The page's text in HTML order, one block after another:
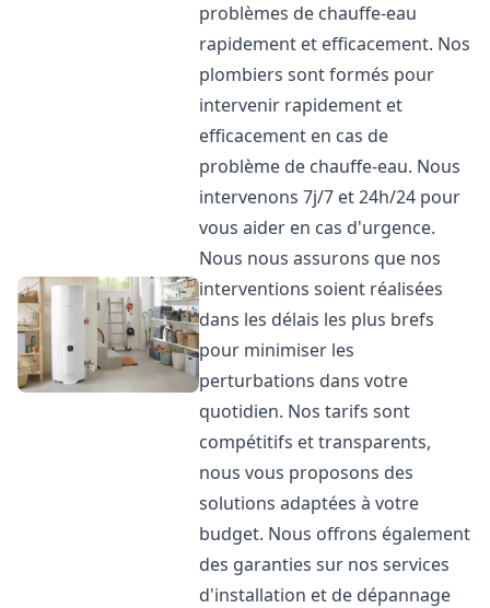
problèmes de chauffe-eau
rapidement et efficacement. Nos
plombiers sont formés pour
intervenir rapidement et
efficacement en cas de
problème de chauffe-eau. Nous
intervenons 7j/7 et 24h/24 pour
vous aider en cas d'urgence.
Nous nous assurons que nos
interventions soient réalisées
dans les délais les plus brefs
pour minimiser les
perturbations dans votre
quotidien. Nos tarifs sont
compétitifs et transparents,
nous vous proposons des
solutions adaptées à votre
budget. Nous offrons également
des garanties sur nos services
d'installation et de dépannage